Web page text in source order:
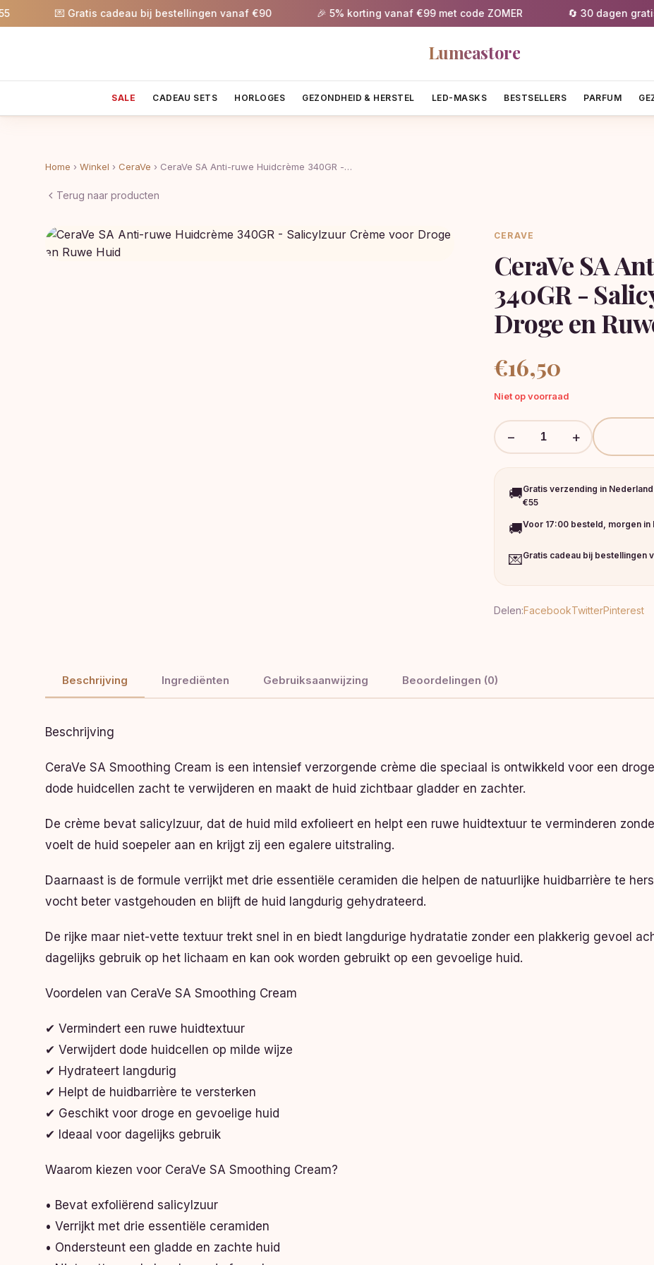
💌 Gratis cadeau bij bestellingen vanaf €90 🎉 5% korting vanaf €99 met code ZOMER 🔄 30 dagen gratis
Lumeastore
SALE CADEAU SETS HORLOGES GEZONDHEID & HERSTEL LED-MASKS BESTSELLERS PARFUM
Home › Winkel › CeraVe › CeraVe SA Anti-ruwe Huidcrème 340GR -…
Terug naar producten
CERAVE
CeraVe SA
340GR -
Droge en
€16,50
Niet op voorraad
− +
🚚Gratis verzending in
€55
🚚Voor 17:00 besteld, morgen in
💌Gratis cadeau bij bestellingen
Delen:FacebookTwitterPinterest
Beschrijving Ingrediënten Gebruiksaanwijzing Beoordelingen (0)
Beschrijving
CeraVe SA Smoothing Cream is een intensief verzorgende crème die speciaal is ontwikkeld voor een
dode huidcellen zacht te verwijderen en maakt de huid zichtbaar gladder en zachter.
De crème bevat salicylzuur, dat de huid mild exfolieert en helpt een ruwe huidtextuur te verminderen
voelt de huid soepeler aan en krijgt zij een egalere uitstraling.
Daarnaast is de formule verrijkt met drie essentiële ceramiden die helpen de natuurlijke huidbarrière te
vocht beter vastgehouden en blijft de huid langdurig gehydrateerd.
De rijke maar niet-vette textuur trekt snel in en biedt langdurige hydratatie zonder een plakkerig gevoel
dagelijks gebruik op het lichaam en kan ook worden gebruikt op een gevoelige huid.
Voordelen van CeraVe SA Smoothing Cream
✔ Vermindert een ruwe huidtextuur
✔ Verwijdert dode huidcellen op milde wijze
✔ Hydrateert langdurig
✔ Helpt de huidbarrière te versterken
✔ Geschikt voor droge en gevoelige huid
✔ Ideaal voor dagelijks gebruik
Waarom kiezen voor CeraVe SA Smoothing Cream?
• Bevat exfoliërend salicylzuur
• Verrijkt met drie essentiële ceramiden
• Ondersteunt een gladde en zachte huid